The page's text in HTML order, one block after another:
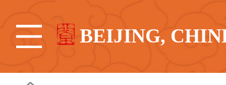
BEIJING,